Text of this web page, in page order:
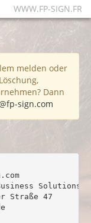
WWW.FP-SIGN.FR
melden oder
Dann
sign.com
Solutions
Straße 47